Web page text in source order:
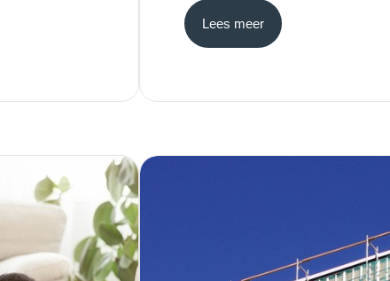
Lees meer